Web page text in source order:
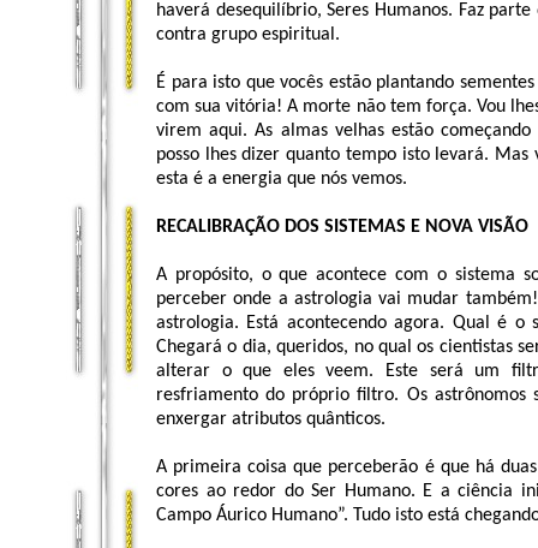
haverá desequilíbrio, Seres Humanos. Faz
contra grupo espiritual.
É para isto que vocês estão plantando
com sua vitória! A morte não tem força. Vou
virem aqui. As almas velhas estão
posso lhes dizer quanto tempo isto levará.
esta é a energia que nós vemos.
RECALIBRAÇÃO DOS SISTEMAS E NOVA VISÃO
A propósito, o que acontece com o sistema
perceber onde a astrologia vai mudar
astrologia. Está acontecendo agora. Qual é
Chegará o dia, queridos, no qual os cientistas
alterar o que eles veem. Este será um
resfriamento do próprio filtro. Os astrônomos
enxergar atributos quânticos.
A primeira coisa que perceberão é que há
cores ao redor do Ser Humano. E a ciência
Campo Áurico Humano”. Tudo isto está